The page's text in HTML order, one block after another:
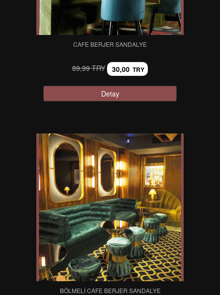
CAFE BERJER SANDALYE
89,99 TRY 30,00 TRY
Detay
BÖLMELI CAFE BERJER SANDALYE